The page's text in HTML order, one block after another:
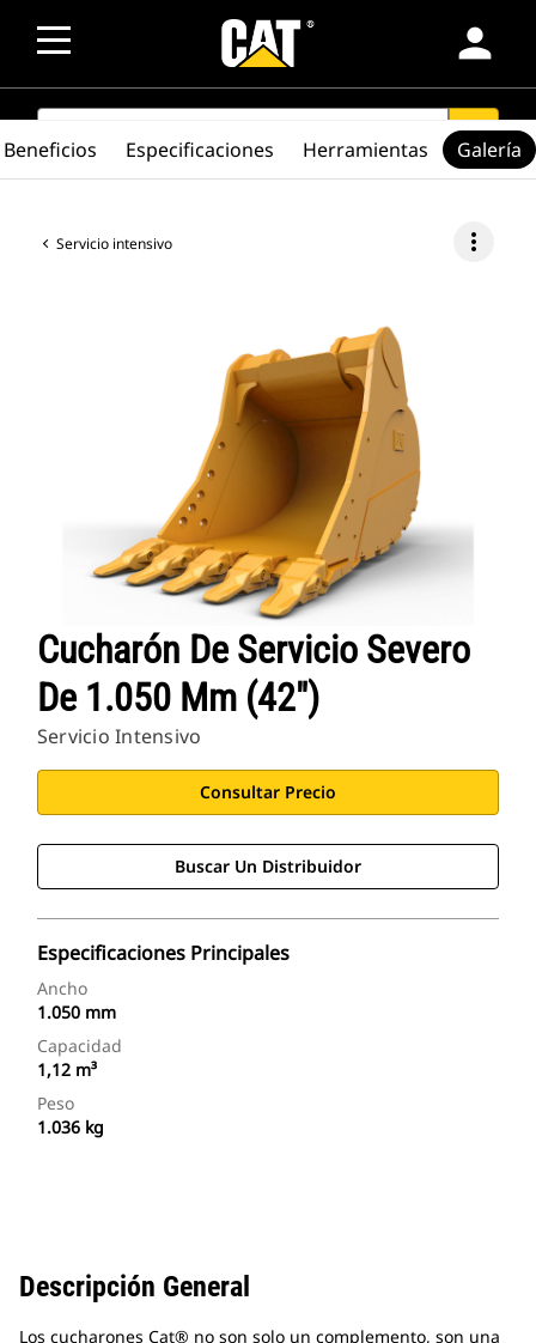
person
SEARCH search
Servicio intensivo more_vert
Cucharón De Servicio Severo
De 1.050 Mm (42")
Servicio Intensivo
Consultar Precio
Buscar Un Distribuidor
Especificaciones Principales
Ancho
1.050 mm
Capacidad
1,12 m³
Peso
1.036 kg
Beneficios Especificaciones Herramientas Galería
Descripción General
Los cucharones Cat® no son solo un complemento, son una